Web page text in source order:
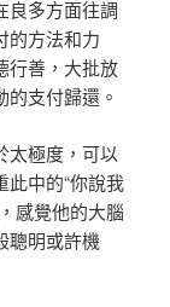
良多方面往調
的方法和力
行善，大批放
支付歸還。
極度，可以
中的“你說我
感覺他的大腦
聰明或許機